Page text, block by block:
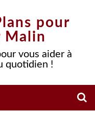
pour
Malin
vous aider à
quotidien !